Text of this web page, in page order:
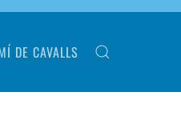
DE CAVALLS